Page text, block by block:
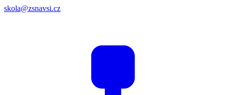
skola@zsnavsi.cz